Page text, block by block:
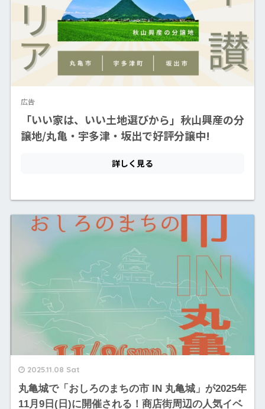
2025.11.08 Sat
丸亀城で「おしろのまちの市 IN 丸亀城」が2025年
11月9日(日)に開催される！商店街周辺の人気イベ